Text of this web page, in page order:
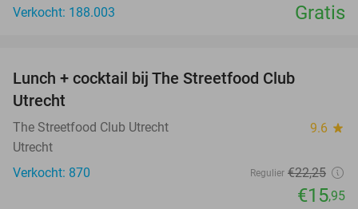
Verkocht: 188.003
Gratis
Lunch + cocktail bij The Streetfood Club
Utrecht
The Streetfood Club Utrecht 9.6 star
Utrecht
Verkocht: 870
Regulier €22,25
€15,95